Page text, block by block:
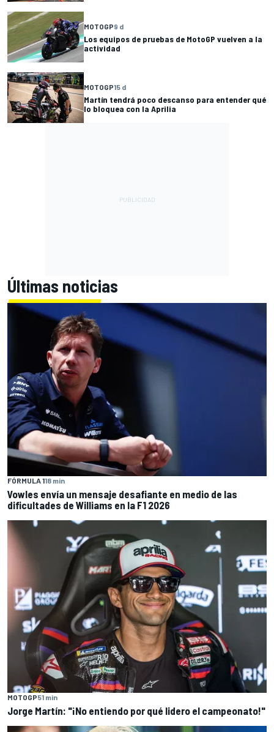
MOTOGP9 d
Los equipos de pruebas de MotoGP vuelven a la
actividad
MOTOGP15 d
Martín tendrá poco descanso para entender qué
lo bloquea con la Aprilia
Últimas noticias
FÓRMULA 118 min
Vowles envía un mensaje desafiante en medio de las
dificultades de Williams en la F1 2026
MOTOGP51 min
Jorge Martín: "¡No entiendo por qué lidero el campeonato!"